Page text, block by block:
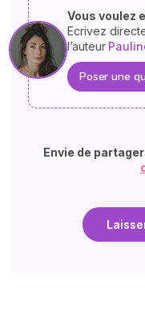
Vous voulez
Ecrivez
l’auteur
Poser une
Envie de